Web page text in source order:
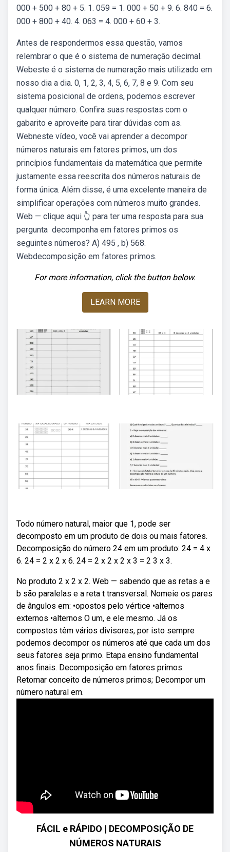
000 + 500 + 80 + 5. 1. 059 = 1. 000 + 50 + 9. 6. 840 = 6.
000 + 800 + 40. 4. 063 = 4. 000 + 60 + 3.
Antes de respondermos essa questão, vamos
relembrar o que é o sistema de numeração decimal.
Webeste é o sistema de numeração mais utilizado em
nosso dia a dia. 0, 1, 2, 3, 4, 5, 6, 7, 8 e 9. Com seu
sistema posicional de ordens, podemos escrever
qualquer número. Confira suas respostas com o
gabarito e aproveite para tirar dúvidas com as.
Webneste vídeo, você vai aprender a decompor
números naturais em fatores primos, um dos
princípios fundamentais da matemática que permite
justamente essa reescrita dos números naturais de
forma única. Além disse, é uma excelente maneira de
simplificar operações com números muito grandes.
Web — clique aqui 👆 para ter uma resposta para sua
pergunta ️ decomponha em fatores primos os
seguintes números? A) 495 , b) 568.
Webdecomposição em fatores primos.
For more information, click the button below.
LEARN MORE
Todo número natural, maior que 1, pode ser
decomposto em um produto de dois ou mais fatores.
Decomposição do número 24 em um produto: 24 = 4 x
6. 24 = 2 x 2 x 6. 24 = 2 x 2 x 2 x 3 = 2 3 x 3.
No produto 2 x 2 x 2. Web — sabendo que as retas a e
b são paralelas e a reta t transversal. Nomeie os pares
de ângulos em: •opostos pelo vértice •alternos
externos •alternos O um, e ele mesmo. Já os
compostos têm vários divisores, por isto sempre
podemos decompor os números até que cada um dos
seus fatores seja primo. Etapa ensino fundamental
anos finais. Decomposição em fatores primos.
Retomar conceito de números primos; Decompor um
número natural em.
FÁCIL e RÁPIDO | DECOMPOSIÇÃO DE
NÚMEROS NATURAIS